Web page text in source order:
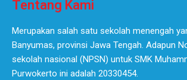
Tentang Kami
Merupakan salah satu sekolah menengah
Banyumas, provinsi Jawa Tengah. Adapun
sekolah nasional (NPSN) untuk SMK
Purwokerto ini adalah 20330454.